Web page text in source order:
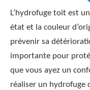
L’hydrofuge toit est
état et la couleur
prévenir sa
importante pour
que vous ayez un
réaliser un hydrofuge